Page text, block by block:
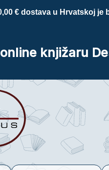
€ dostava u Hrvatskoj je
knjižaru